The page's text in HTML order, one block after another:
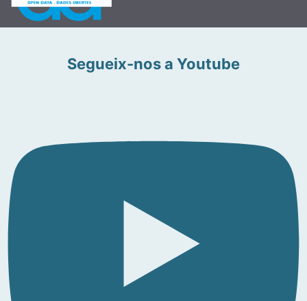
Segueix-nos a Youtube